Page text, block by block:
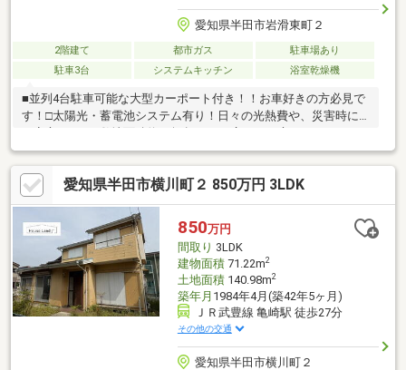
愛知県半田市岩滑東町２
2階建て 都市ガス
駐車場あり
駐車3台
システムキッチン 浴室乾燥機
■並列4台駐車可能な大型カーポート付き！！お車好きの方必見で
す！□太陽光・蓄電池システム有り！日々の光熱費や、災害時に
ラス付き！□閑静な住宅街に位置しており、落ち着いた環境でご
生活頂けます！＊＊ライフインフォメーション＊＊■名鉄河和線
「半田口」駅…徒歩約8分□岩滑小学校…徒歩約18分■半田中学校…
徒歩約12分□ スギ薬局岩滑店…徒歩約6分■ローソン阿久比植大店…
徒歩約11分物件の詳細はもちろん、住宅ローンなどのご相談も承
ります！まずはお気軽にお問い合わせください♪
愛知県半田市横川町２ 850万円 3LDK
850万円
間取り 3LDK
建物面積71.22m2
土地面積140.98m2
築年月 1984年4月(築42年5ヶ月)
ＪＲ武豊線 亀崎駅 徒歩27分
その他の交通
愛知県半田市横川町２